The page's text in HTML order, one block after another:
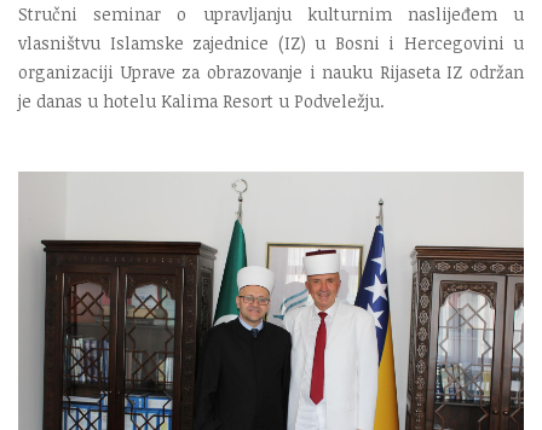
Stručni seminar o upravljanju kulturnim naslijeđem u
vlasništvu Islamske zajednice (IZ) u Bosni i Hercegovini u
organizaciji Uprave za obrazovanje i nauku Rijaseta IZ održan
je danas u hotelu Kalima Resort u Podveležju.